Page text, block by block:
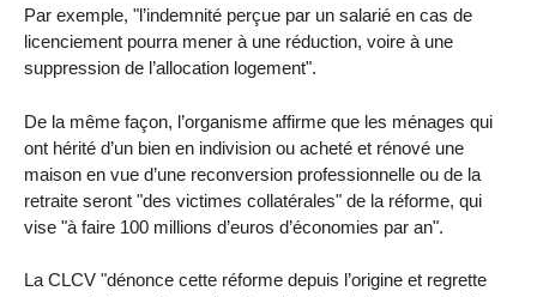
Par exemple, "l’indemnité perçue par un salarié en cas de
licenciement pourra mener à une réduction, voire à une
suppression de l’allocation logement".
De la même façon, l’organisme affirme que les ménages qui
ont hérité d’un bien en indivision ou acheté et rénové une
maison en vue d’une reconversion professionnelle ou de la
retraite seront "des victimes collatérales" de la réforme, qui
vise "à faire 100 millions d’euros d’économies par an".
La CLCV "dénonce cette réforme depuis l’origine et regrette